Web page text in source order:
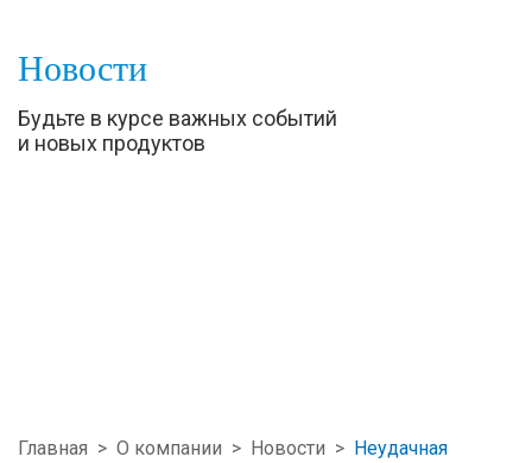
Новости
Будьте в курсе важных событий
и новых продуктов
Главная > О компании > Новости > Неудачная